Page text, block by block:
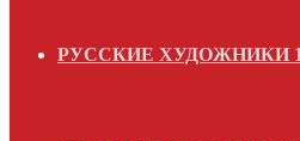
РУССКИЕ ХУДОЖНИКИ